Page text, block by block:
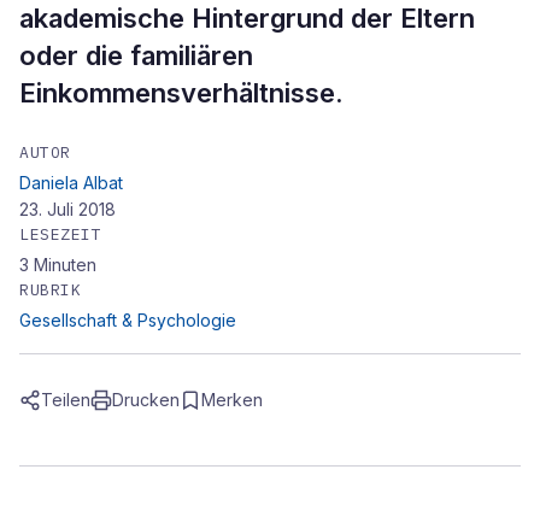
akademische Hintergrund der Eltern
oder die familiären
Einkommensverhältnisse.
AUTOR
Daniela Albat
23. Juli 2018
LESEZEIT
3 Minuten
RUBRIK
Gesellschaft & Psychologie
Teilen Drucken Merken